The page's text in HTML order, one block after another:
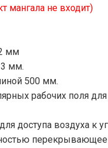
мангала не входит)
мм
мм.
500 мм.
рабочих поля
доступа воздуха к